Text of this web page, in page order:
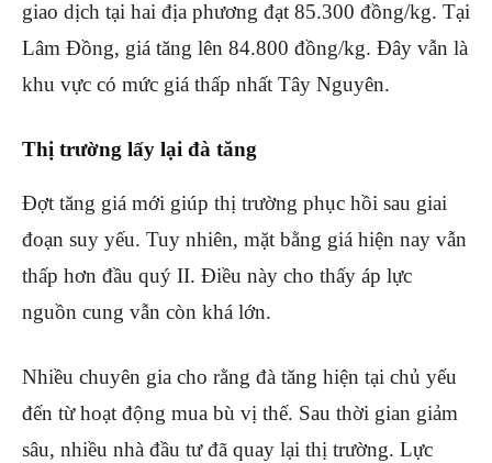
giao dịch tại hai địa phương đạt 85.300 đồng/kg. Tại
Lâm Đồng, giá tăng lên 84.800 đồng/kg. Đây vẫn là
khu vực có mức giá thấp nhất Tây Nguyên.
Thị trường lấy lại đà tăng
Đợt tăng giá mới giúp thị trường phục hồi sau giai
đoạn suy yếu. Tuy nhiên, mặt bằng giá hiện nay vẫn
thấp hơn đầu quý II. Điều này cho thấy áp lực
nguồn cung vẫn còn khá lớn.
Nhiều chuyên gia cho rằng đà tăng hiện tại chủ yếu
đến từ hoạt động mua bù vị thế. Sau thời gian giảm
sâu, nhiều nhà đầu tư đã quay lại thị trường. Lực